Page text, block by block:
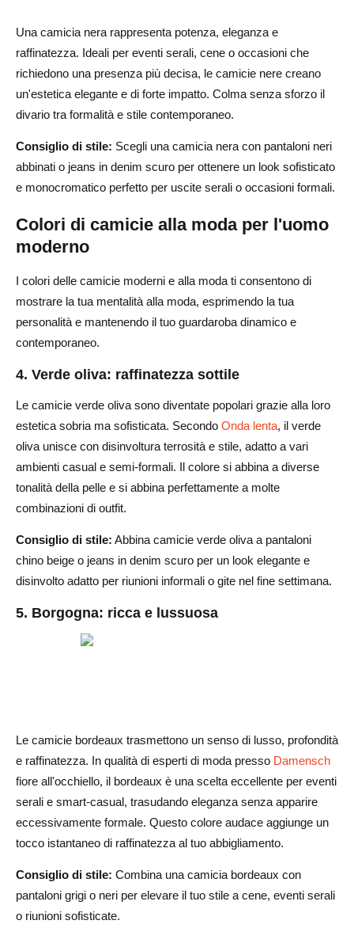
Una camicia nera rappresenta potenza, eleganza e
raffinatezza. Ideali per eventi serali, cene o occasioni che
richiedono una presenza più decisa, le camicie nere creano
un'estetica elegante e di forte impatto. Colma senza sforzo il
divario tra formalità e stile contemporaneo.
Consiglio di stile: Scegli una camicia nera con pantaloni neri
abbinati o jeans in denim scuro per ottenere un look sofisticato
e monocromatico perfetto per uscite serali o occasioni formali.
Colori di camicie alla moda per l'uomo
moderno
I colori delle camicie moderni e alla moda ti consentono di
mostrare la tua mentalità alla moda, esprimendo la tua
personalità e mantenendo il tuo guardaroba dinamico e
contemporaneo.
4. Verde oliva: raffinatezza sottile
Le camicie verde oliva sono diventate popolari grazie alla loro
estetica sobria ma sofisticata. Secondo Onda lenta, il verde
oliva unisce con disinvoltura terrosità e stile, adatto a vari
ambienti casual e semi-formali. Il colore si abbina a diverse
tonalità della pelle e si abbina perfettamente a molte
combinazioni di outfit.
Consiglio di stile: Abbina camicie verde oliva a pantaloni
chino beige o jeans in denim scuro per un look elegante e
disinvolto adatto per riunioni informali o gite nel fine settimana.
5. Borgogna: ricca e lussuosa
Le camicie bordeaux trasmettono un senso di lusso, profondità
e raffinatezza. In qualità di esperti di moda presso Damensch
fiore all'occhiello, il bordeaux è una scelta eccellente per eventi
serali e smart-casual, trasudando eleganza senza apparire
eccessivamente formale. Questo colore audace aggiunge un
tocco istantaneo di raffinatezza al tuo abbigliamento.
Consiglio di stile: Combina una camicia bordeaux con
pantaloni grigi o neri per elevare il tuo stile a cene, eventi serali
o riunioni sofisticate.